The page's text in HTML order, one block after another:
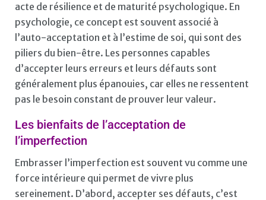
acte de résilience et de maturité psychologique. En
psychologie, ce concept est souvent associé à
l’auto-acceptation et à l’estime de soi, qui sont des
piliers du bien-être. Les personnes capables
d’accepter leurs erreurs et leurs défauts sont
généralement plus épanouies, car elles ne ressentent
pas le besoin constant de prouver leur valeur.
Les bienfaits de l’acceptation de
l’imperfection
Embrasser l’imperfection est souvent vu comme une
force intérieure qui permet de vivre plus
sereinement. D’abord, accepter ses défauts, c’est